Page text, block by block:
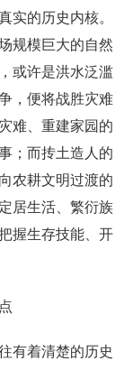
实的历史内核。
规模巨大的自然
或许是洪水泛滥
，便将战胜灾难
难、重建家园的
；而抟土造人的
农耕文明过渡的
居生活、繁衍族
握生存技能、开
有着清楚的历史